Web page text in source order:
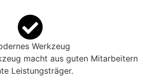
Werkzeug
macht aus guten Mitarbeitern
Leistungsträger.